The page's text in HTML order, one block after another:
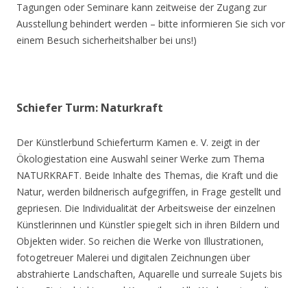
Tagungen oder Seminare kann zeitweise der Zugang zur
Ausstellung behindert werden – bitte informieren Sie sich vor
einem Besuch sicherheitshalber bei uns!)
Schiefer Turm: Naturkraft
Der Künstlerbund Schieferturm Kamen e. V. zeigt in der
Ökologiestation eine Auswahl seiner Werke zum Thema
NATURKRAFT. Beide Inhalte des Themas, die Kraft und die
Natur, werden bildnerisch aufgegriffen, in Frage gestellt und
gepriesen. Die Individualität der Arbeitsweise der einzelnen
Künstlerinnen und Künstler spiegelt sich in ihren Bildern und
Objekten wider. So reichen die Werke von Illustrationen,
fotogetreuer Malerei und digitalen Zeichnungen über
abstrahierte Landschaften, Aquarelle und surreale Sujets bis